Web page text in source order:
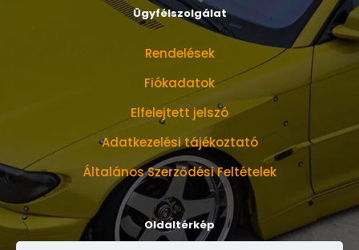
Ügyfélszolgálat
Rendelések
Fiókadatok
Elfelejtett jelszó
Adatkezelési tájékoztató
Általános Szerződési Feltételek
Oldaltérkép